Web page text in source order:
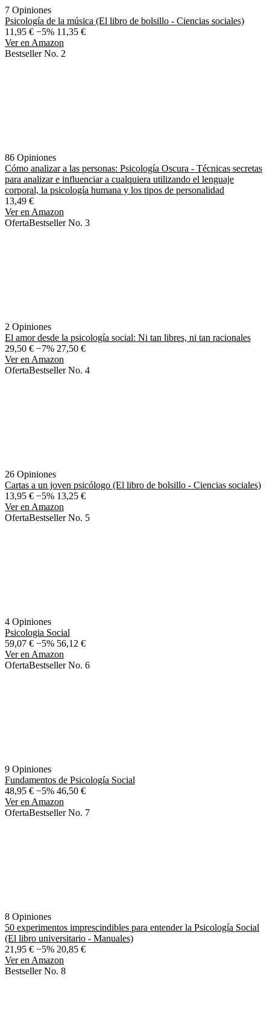
7 Opiniones
Psicología de la música (El libro de bolsillo - Ciencias sociales)
11,95 € −5% 11,35 €
Ver en Amazon
Bestseller No. 2
86 Opiniones
Cómo analizar a las personas: Psicología Oscura - Técnicas secretas
para analizar e influenciar a cualquiera utilizando el lenguaje
corporal, la psicología humana y los tipos de personalidad
13,49 €
Ver en Amazon
OfertaBestseller No. 3
2 Opiniones
El amor desde la psicología social: Ni tan libres, ni tan racionales
29,50 € −7% 27,50 €
Ver en Amazon
OfertaBestseller No. 4
26 Opiniones
Cartas a un joven psicólogo (El libro de bolsillo - Ciencias sociales)
13,95 € −5% 13,25 €
Ver en Amazon
OfertaBestseller No. 5
4 Opiniones
Psicologia Social
59,07 € −5% 56,12 €
Ver en Amazon
OfertaBestseller No. 6
9 Opiniones
Fundamentos de Psicología Social
48,95 € −5% 46,50 €
Ver en Amazon
OfertaBestseller No. 7
8 Opiniones
50 experimentos imprescindibles para entender la Psicología Social
(El libro universitario - Manuales)
21,95 € −5% 20,85 €
Ver en Amazon
Bestseller No. 8